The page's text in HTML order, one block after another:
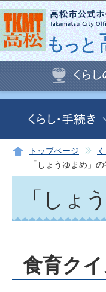
トップページ
「しょうゆまめ」の
「しょ
食育ク